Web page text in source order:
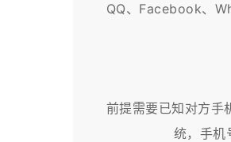
QQ、Facebook、
前提需要已知对方
统，手机